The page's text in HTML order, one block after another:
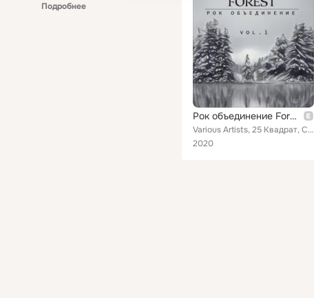
Подробнее
Рок объединение Forest, Vol. 1
Various Artists, 25 Квадрат, Стас Яшников, Пуля, Alter ego, Sipp, Sergey Lysenko, Bones Of Grace, ДВП, Точка опоры, Zona Radиаци...
2020